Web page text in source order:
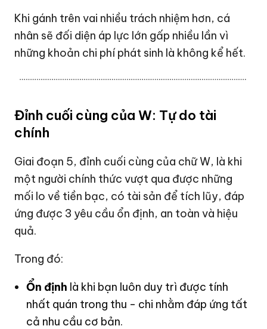
Khi gánh trên vai nhiều trách nhiệm hơn, cá
nhân sẽ đối diện áp lực lớn gấp nhiều lần vì
những khoản chi phí phát sinh là không kể hết.
Đỉnh cuối cùng của W: Tự do tài
chính
Giai đoạn 5, đỉnh cuối cùng của chữ W, là khi
một người chính thức vượt qua được những
mối lo về tiền bạc, có tài sản để tích lũy, đáp
ứng được 3 yêu cầu ổn định, an toàn và hiệu
quả.
Trong đó:
Ổn định là khi bạn luôn duy trì được tính
nhất quán trong thu - chi nhằm đáp ứng tất
cả nhu cầu cơ bản.